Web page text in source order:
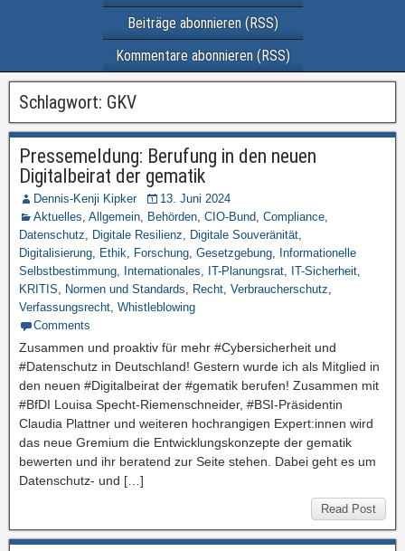
Beiträge abonnieren (RSS)
Kommentare abonnieren (RSS)
Schlagwort: GKV
Pressemeldung: Berufung in den neuen
Digitalbeirat der gematik
Dennis-Kenji Kipker
13. Juni 2024
Aktuelles, Allgemein, Behörden, CIO-Bund, Compliance,
Datenschutz, Digitale Resilienz, Digitale Souveränität,
Digitalisierung, Ethik, Forschung, Gesetzgebung, Informationelle
Selbstbestimmung, Internationales, IT-Planungsrat, IT-Sicherheit,
KRITIS, Normen und Standards, Recht, Verbraucherschutz,
Verfassungsrecht, Whistleblowing
Comments
Zusammen und proaktiv für mehr #Cybersicherheit und
#Datenschutz in Deutschland! Gestern wurde ich als Mitglied in
den neuen #Digitalbeirat der #gematik berufen! Zusammen mit
#BfDI Louisa Specht-Riemenschneider, #BSI-Präsidentin
Claudia Plattner und weiteren hochrangigen Expert:innen wird
das neue Gremium die Entwicklungskonzepte der gematik
bewerten und ihr beratend zur Seite stehen. Dabei geht es um
Datenschutz- und […]
Read Post